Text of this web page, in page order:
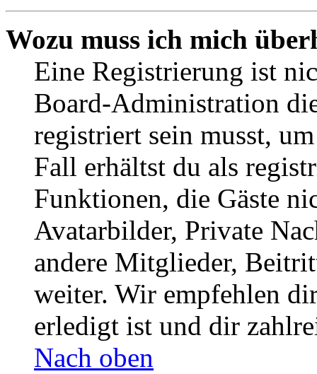
Wozu muss ich mich
Eine Registrierung ist
Board-Administration
registriert sein musst,
Fall erhältst du als
Funktionen, die Gäste
Avatarbilder, Private
andere Mitglieder,
weiter. Wir empfehlen
erledigt ist und dir
Nach oben